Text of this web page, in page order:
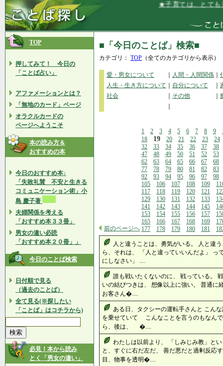
★子育ては、とても楽
TOP
押してみて！ 今日の
「ことば占い」
アファメーションとは？
「無地のカード」ページ
オラクルカードの
ページへようこそ
本の読み方＆
おすすめの本
今日のおすすめ本↓
「失敗礼賛 不安と生きる
コミュニケーション術」小
島 慶子著
夫婦関係を考える
「おすすめ本３３冊」
男女の違い必読
「おすすめ本２０冊」」
今日のことば検索
日付順で見る
（過去のことば）
全て見る(※探したい
「ことば」はコチラから)
必見！本から読み
とく「男女の違い」
■「今日のことば」検索■
カテゴリ： TOP （全てのカテゴリから表示）
愛・男女について 人間・人間関係
人生・生き方について
自分について
社会
その他
前のページへ
1 2 3 4 5 6 7 8 9
18
19 20 21 22 23
24
32
33 34 35 36 37
38
47
48 49 50 51 52
53
62
63 64 65 66 67
68
77
78 79 80 81 82
83
92
93 94 95 96 97
98
105
106 107 108 109
117
118 119 120 121
129
130 131 132 133
141
142 143 144 145
153
154 155 156 157
165
166 167 168 169
177
178 179 180 181
人と違うことは、勇気がいる。 人と違
ら、それは、 「人と違っていいんだよ」 っ
にしなさい」 ....
誰も戦いたくないのに、 戦っている。
いの結びつきは、 想像以上に強い。 普通に
お客さん�....
ある日、タクシーの運転手さんと こん
を乗せていて こんなことを言うのもなん
ら、後は、 �....
わたしは以前より、 「しみじみ教」と
と、すぐに右だ左だ、 善だ悪だと過剰反応
目、物事を透明�....